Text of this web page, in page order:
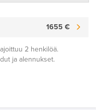
1655 €
2 henkilöä.
ja alennukset.